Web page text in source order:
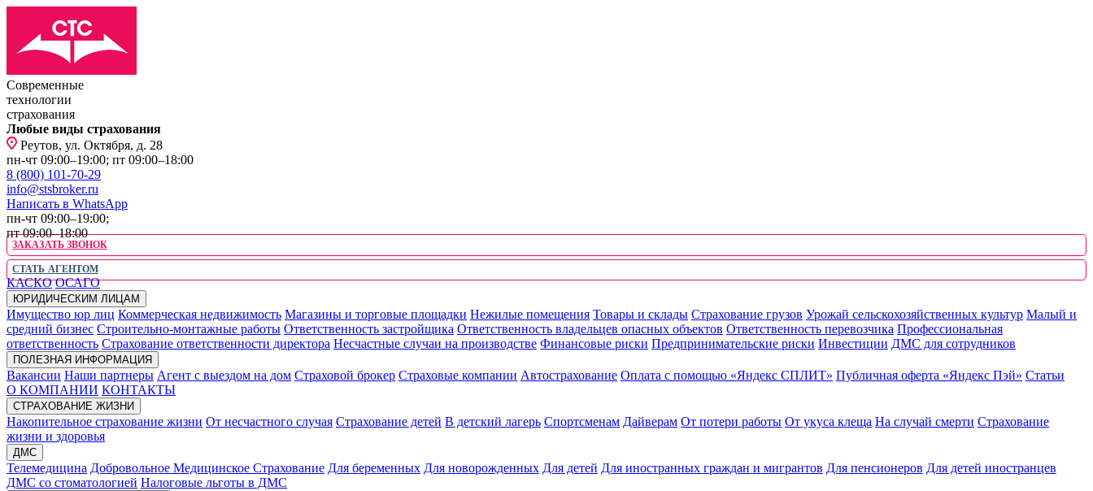
Современные
технологии
страхования
Любые виды страхования
Реутов, ул. Октября, д. 28
пн-чт 09:00–19:00; пт 09:00–18:00
8 (800) 101-70-29
info@stsbroker.ru
Написать в WhatsApp
пн-чт 09:00–19:00;
пт 09:00–18:00
ЗАКАЗАТЬ ЗВОНОК
СТАТЬ АГЕНТОМ
КАСКО ОСАГО
ЮРИДИЧЕСКИМ ЛИЦАМ
Имущество юр лиц Коммерческая недвижимость Магазины и торговые площадки Нежилые помещения Товары и склады Страхование грузов Урожай сельскохозяйственных культур Малый и
средний бизнес Строительно-монтажные работы Ответственность застройщика Ответственность владельцев опасных объектов Ответственность перевозчика Профессиональная
ответственность Страхование ответственности директора Несчастные случаи на производстве Финансовые риски Предпринимательские риски Инвестиции ДМС для сотрудников
ПОЛЕЗНАЯ ИНФОРМАЦИЯ
Вакансии Наши партнеры Агент с выездом на дом Страховой брокер Страховые компании Автострахование Оплата с помощью «Яндекс СПЛИТ» Публичная оферта «Яндекс Пэй» Статьи
О КОМПАНИИ КОНТАКТЫ
СТРАХОВАНИЕ ЖИЗНИ
Накопительное страхование жизни От несчастного случая Страхование детей В детский лагерь Спортсменам Дайверам От потери работы От укуса клеща На случай смерти Страхование
жизни и здоровья
ДМС
Телемедицина Добровольное Медицинское Страхование Для беременных Для новорожденных Для детей Для иностранных граждан и мигрантов Для пенсионеров Для детей иностранцев
ДМС со стоматологией Налоговые льготы в ДМС